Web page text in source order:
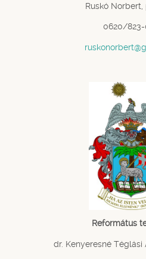
Ruskó
0620/823-
Református
dr. Kenyeresné Téglási